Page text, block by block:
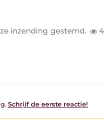
inzending gestemd.
Schrijf de eerste reactie!